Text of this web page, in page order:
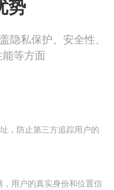
势
隐私保护、安全性、
等方面
，防止第三方追踪用户的
用户的真实身份和位置信